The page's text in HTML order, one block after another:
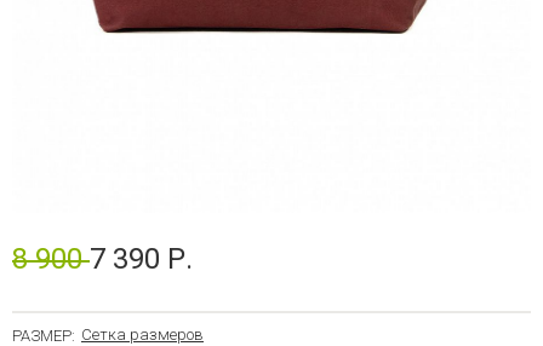
8 9007 390 Р.
РАЗМЕР: Сетка размеров